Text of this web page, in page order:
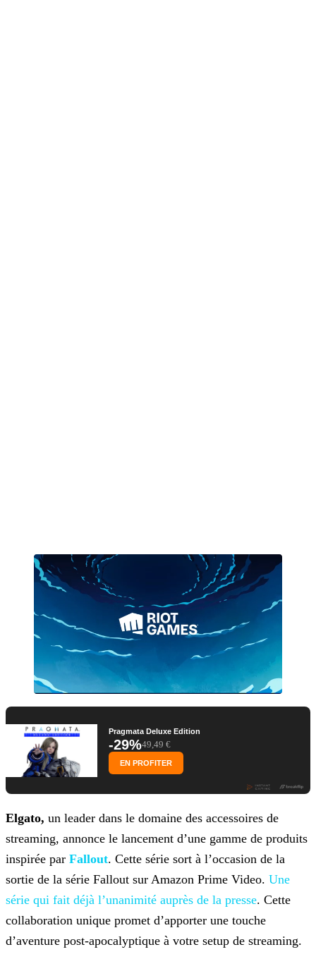
Pragmata Deluxe Edition
-29%49,49 €
EN PROFITER
Elgato, un leader dans le domaine des accessoires de
streaming, annonce le lancement d’une gamme de produits
inspirée par Fallout. Cette série sort à l’occasion de la
sortie de la série Fallout sur Amazon Prime Video. Une
série qui fait déjà l’unanimité auprès de la presse. Cette
collaboration unique promet d’apporter une touche
d’aventure post-apocalyptique à votre setup de streaming.